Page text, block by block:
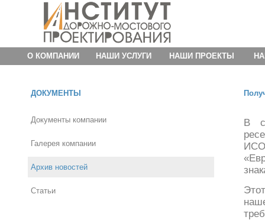
О КОМПАНИИ НАШИ УСЛУГИ НАШИ ПРОЕКТЫ
ДОКУМЕНТЫ
Документы компании
Галерея компании
Архив новостей
Статьи
В